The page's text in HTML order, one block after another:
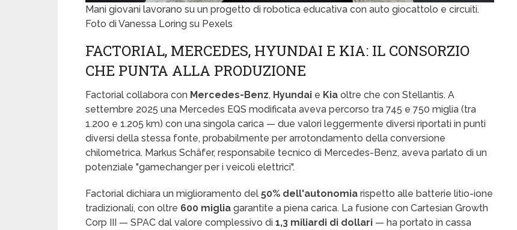
Mani giovani lavorano su un progetto di robotica educativa con auto giocattolo e circuiti.
Foto di Vanessa Loring su Pexels
FACTORIAL, MERCEDES, HYUNDAI E KIA: IL CONSORZIO
CHE PUNTA ALLA PRODUZIONE
Factorial collabora con Mercedes-Benz, Hyundai e Kia oltre che con Stellantis. A
settembre 2025 una Mercedes EQS modificata aveva percorso tra 745 e 750 miglia (tra
1.200 e 1.205 km) con una singola carica — due valori leggermente diversi riportati in punti
diversi della stessa fonte, probabilmente per arrotondamento della conversione
chilometrica. Markus Schäfer, responsabile tecnico di Mercedes-Benz, aveva parlato di un
potenziale "gamechanger per i veicoli elettrici".
Factorial dichiara un miglioramento del 50% dell'autonomia rispetto alle batterie litio-ione
tradizionali, con oltre 600 miglia garantite a piena carica. La fusione con Cartesian Growth
Corp III — SPAC dal valore complessivo di 1,3 miliardi di dollari — ha portato in cassa